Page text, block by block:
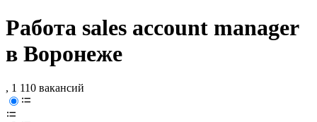
Работа sales account manager
в Воронеже
, 1 110 вакансий